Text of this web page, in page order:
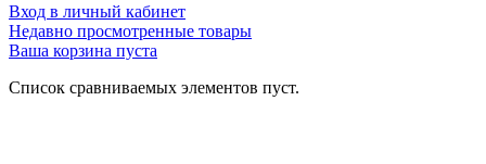
Вход в личный кабинет
Недавно просмотренные товары
Ваша корзина пуста
Список сравниваемых элементов пуст.